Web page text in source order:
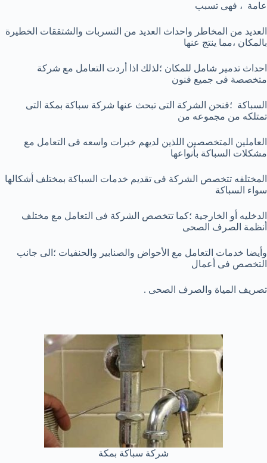
عامة ، فهى تسبب
العديد من المخاطر واحداث العديد من التسربات والشتققات الخطيرة
بالمكان ،مما ينتج عنها
احداث تدمير شامل للمكان ؛لذلك اذا أردت التعامل مع شركة
متخصصة فى جميع فنون
السباكة ؛فنحن الشركة التى تبحث عنها شركة سباكة بمكة التى
تمتلكه من مجموعه من
العاملين المتخصصين اللذين لديهم خبرات واسعه فى التعامل مع
مشكلات السباكة بأنواعها
المختلفه تتخصص الشركة فى تقديم خدمات السباكة بمختلف أشكالها
سواء السباكة
الدخليه أو الخارجية ؛كما تتخصص الشركة فى التعامل مع مختلف
أنظمة الصرف الصحى
وأيضا خدمات التعامل مع الأحواض والصنابير والحنفيات ؛الى جانب
التخصص فى أعمال
تصريف المياة والصرف الصحى .
شركة سباكة بمكة